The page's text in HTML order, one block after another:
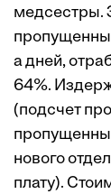
медсестры.
а дней,
64%.
(подсчет
нового
плату).